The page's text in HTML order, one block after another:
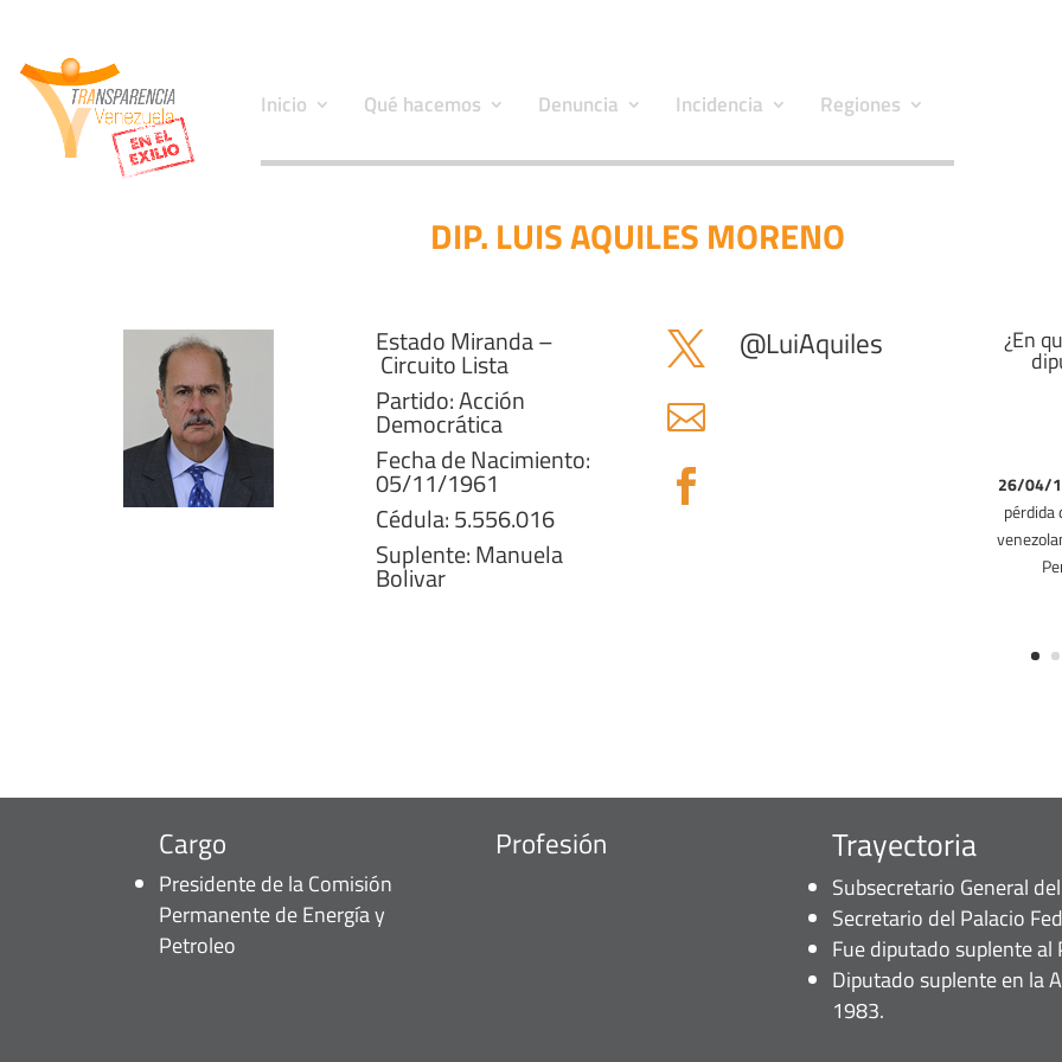
Inicio Qué hacemos Denuncia Incidencia Regiones
DIP. LUIS AQUILES MORENO
Estado Miranda –
Circuito Lista
Partido: Acción
Democrática
Fecha de Nacimiento:
05/11/1961
Cédula: 5.556.016
Suplente: Manuela
Bolivar
 @LuiAquiles


¿En
26/04/
pérdida
Cargo
Presidente de la Comisión
Permanente de Energía y
Petroleo
Profesión Trayectoria
Subsecretario General
Secretario del Palacio
Fue diputado suplente
Diputado suplente en la
1983.